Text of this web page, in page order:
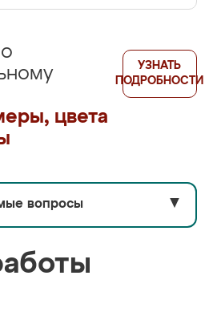
цвета
УЗНАТЬ
ПОДРОБНОСТИ
вопросы ▼